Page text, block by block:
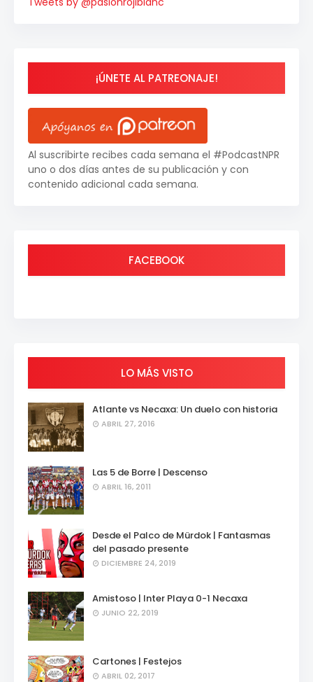
¡ÚNETE AL PATREONAJE!
Al suscribirte recibes cada semana el #PodcastNPR
uno o dos días antes de su publicación y con
contenido adicional cada semana.
FACEBOOK
LO MÁS VISTO
Atlante vs Necaxa: Un duelo con historia
ABRIL 27, 2016
Las 5 de Borre | Descenso
ABRIL 16, 2011
Desde el Palco de Mürdok | Fantasmas
del pasado presente
DICIEMBRE 24, 2019
Amistoso | Inter Playa 0-1 Necaxa
JUNIO 22, 2019
Cartones | Festejos
ABRIL 02, 2017